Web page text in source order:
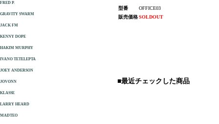
型番
OFFICE03
販売価格SOLDOUT
■最近チェックした商品
FRED P.
GRAVITY SWARM
JACK FM
KENNY DOPE
HAKIM MURPHY
IVANO TETELEPTA
JOEY ANDERSON
JOVONN
KLASSE
LARRY HEARD
MADTEO